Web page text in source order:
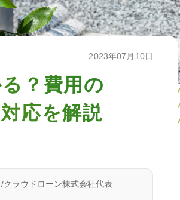
？費用の
応を解説
2023年07月10日
ラウドローン株式会社代表